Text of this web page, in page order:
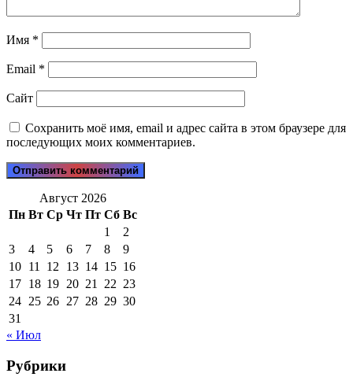
Имя *
Email *
Сайт
Сохранить моё имя, email и адрес сайта в этом браузере для
последующих моих комментариев.
Август 2026
Пн Вт Ср Чт Пт Сб Вс
1
2
3
4 5 6 7 8
9
10 11 12 13 14 15 16
17 18 19 20 21 22 23
24 25 26 27 28 29 30
31
« Июл
Рубрики